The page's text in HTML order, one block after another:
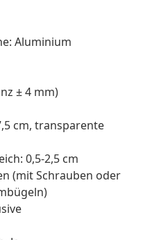
Aluminium
± 4 mm)
cm, transparente
0,5-2,5 cm
(mit Schrauben oder